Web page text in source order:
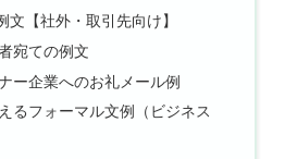
文【社外・取引先向け】
宛ての例文
ー企業へのお礼メール例
るフォーマル文例（ビジネス